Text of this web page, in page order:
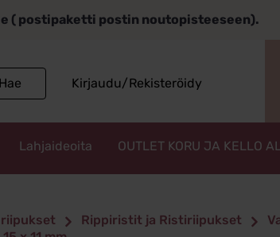
( postipaketti postin noutopisteeseen).
Hae Kirjaudu/Rekisteröidy
Lahjaideoita OUTLET KORU JA KELLO
Rippiristit ja Ristiriipukset